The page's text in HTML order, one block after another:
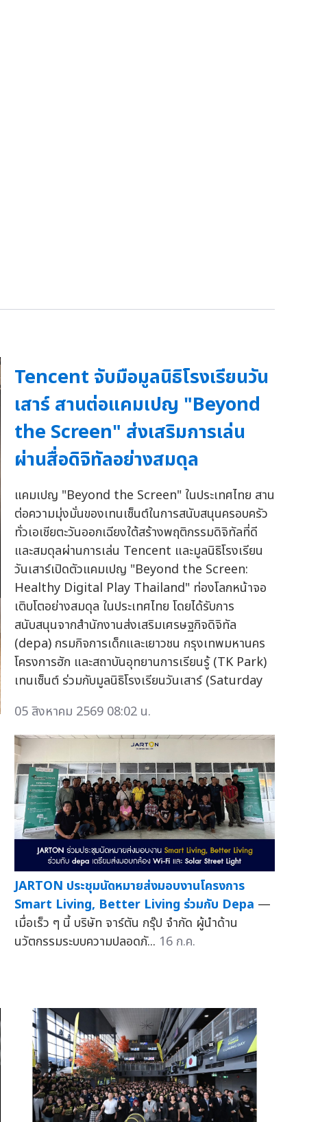
Tencent จับมือมูลนิธิโรงเรียนวัน
เสาร์ สานต่อแคมเปญ "Beyond
the Screen" ส่งเสริมการเล่น
ผ่านสื่อดิจิทัลอย่างสมดุล
แคมเปญ "Beyond the Screen" ในประเทศไทย สาน
ต่อความมุ่งมั่นของเทนเซ็นต์ในการสนับสนุนครอบครัว
ทั่วเอเชียตะวันออกเฉียงใต้สร้างพฤติกรรมดิจิทัลที่ดี
และสมดุลผ่านการเล่น Tencent และมูลนิธิโรงเรียน
วันเสาร์เปิดตัวแคมเปญ "Beyond the Screen:
Healthy Digital Play Thailand" ท่องโลกหน้าจอ
เติบโตอย่างสมดุล ในประเทศไทย โดยได้รับการ
สนับสนุนจากสำนักงานส่งเสริมเศรษฐกิจดิจิทัล
(depa) กรมกิจการเด็กและเยาวชน กรุงเทพมหานคร
โครงการฮัก และสถาบันอุทยานการเรียนรู้ (TK Park)
เทนเซ็นต์ ร่วมกับมูลนิธิโรงเรียนวันเสาร์ (Saturday
05 สิงหาคม 2569 08:02 น.
JARTON ประชุมนัดหมายส่งมอบงานโครงการ
Smart Living, Better Living ร่วมกับ Depa —
เมื่อเร็ว ๆ นี้ บริษัท จาร์ตัน กรุ๊ป จำกัด ผู้นำด้าน
นวัตกรรมระบบความปลอดภั... 16 ก.ค.